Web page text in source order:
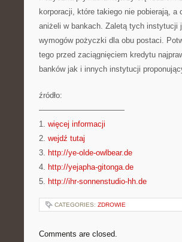
korporacji, które takiego nie pobierają,
aniżeli w bankach. Zaletą tych instytucji
wymogów pożyczki dla obu postaci.
tego przed zaciągnięciem kredytu
banków jak i innych instytucji
źródło:
———————————
1. więcej informacji
2. wejdź tutaj
3. http://ye-olde-owlbear.de
4. http://yejapha-gitonga.de
5. http://ihr-sonnenstudio-hh.de
CATEGORIES: ZDROWIE
Comments are closed.